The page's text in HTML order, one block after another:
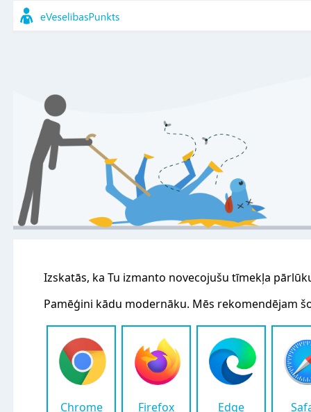
Izskatās, ka Tu izmanto novecojušu tīmekļa
Pamēģini kādu modernāku. Mēs rekomendējam
Chrome Firefox Edge